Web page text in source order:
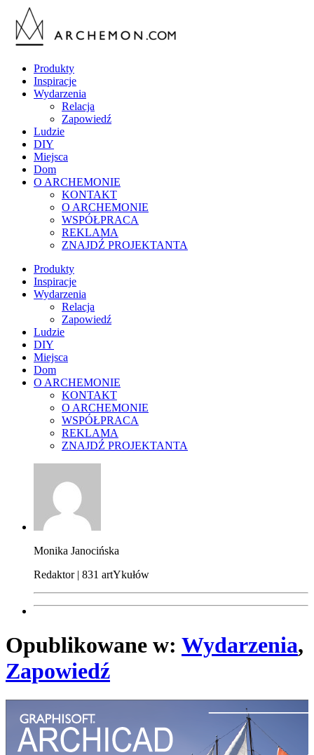
Produkty
Inspiracje
Wydarzenia
Relacja
Zapowiedź
Ludzie
DIY
Miejsca
Dom
O ARCHEMONIE
KONTAKT
O ARCHEMONIE
WSPÓŁPRACA
REKLAMA
ZNAJDŹ PROJEKTANTA
Produkty
Inspiracje
Wydarzenia
Relacja
Zapowiedź
Ludzie
DIY
Miejsca
Dom
O ARCHEMONIE
KONTAKT
O ARCHEMONIE
WSPÓŁPRACA
REKLAMA
ZNAJDŹ PROJEKTANTA
Monika Janocińska
Redaktor | 831 artYkułów
Opublikowane w: Wydarzenia,
Zapowiedź